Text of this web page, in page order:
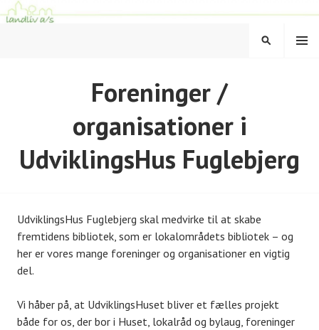
Hop
til
LANDLIV
MENU
SØG
Foreninger /
organisationer i
UdviklingsHus Fuglebjerg
UdviklingsHus Fuglebjerg skal medvirke til at skabe
fremtidens bibliotek, som er lokalområdets bibliotek – og
her er vores mange foreninger og organisationer en vigtig
del.
Vi håber på, at UdviklingsHuset bliver et fælles projekt
både for os, der bor i Huset, lokalråd og bylaug, foreninger